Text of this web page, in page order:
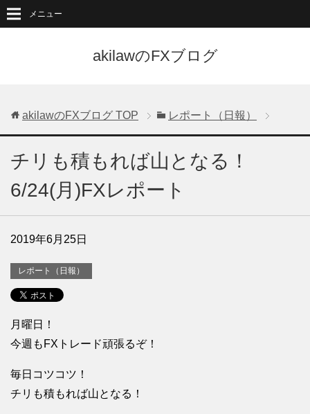
akilawのFXブログ
メニュー
akilawのFXブログ TOP レポート（日報）
チリも積もれば山となる！
6/24(月)FXレポート
2019年6月25日
レポート（日報）
月曜日！
今週もFXトレード頑張るぞ！
毎日コツコツ！
チリも積もれば山となる！